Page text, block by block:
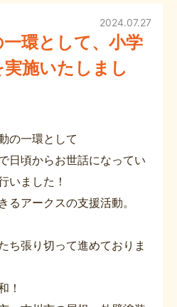
環として、小学
施いたしまし
2024.07.27
の一環として
日頃からお世話になってい
いました！
るアークスの支援活動。
ち張り切って進めておりま
！